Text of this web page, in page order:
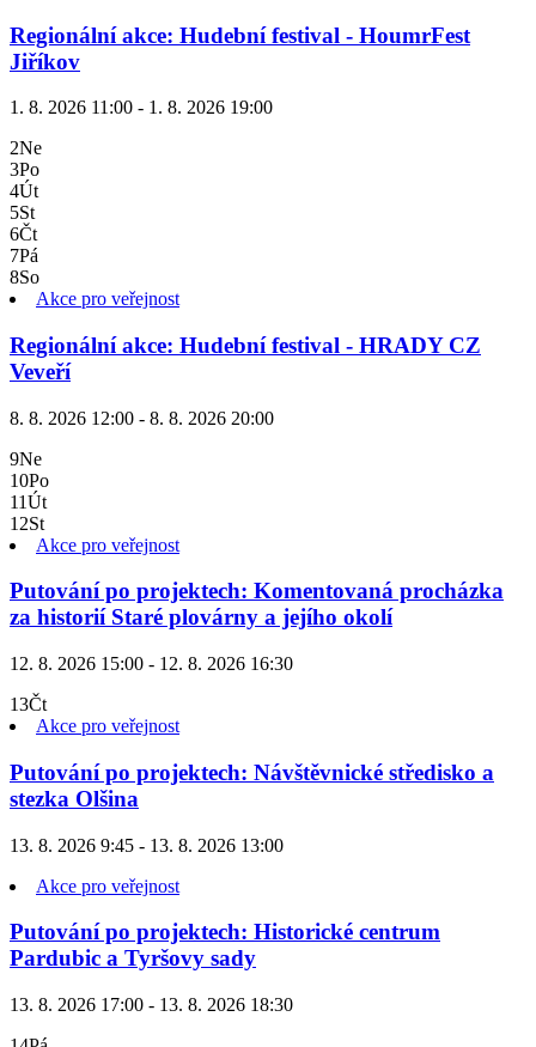
Regionální akce: Hudební festival - HoumrFest
Jiříkov
1. 8. 2026 11:00 - 1. 8. 2026 19:00
2Ne
3Po
4Út
5St
6Čt
7Pá
8So
Akce pro veřejnost
Regionální akce: Hudební festival - HRADY CZ
Veveří
8. 8. 2026 12:00 - 8. 8. 2026 20:00
9Ne
10Po
11Út
12St
Akce pro veřejnost
Putování po projektech: Komentovaná procházka
za historií Staré plovárny a jejího okolí
12. 8. 2026 15:00 - 12. 8. 2026 16:30
13Čt
Akce pro veřejnost
Putování po projektech: Návštěvnické středisko a
stezka Olšina
13. 8. 2026 9:45 - 13. 8. 2026 13:00
Akce pro veřejnost
Putování po projektech: Historické centrum
Pardubic a Tyršovy sady
13. 8. 2026 17:00 - 13. 8. 2026 18:30